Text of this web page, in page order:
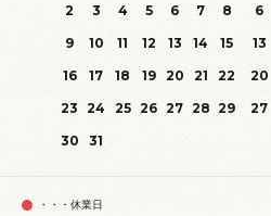
2
3 4 5 6 7
8
9
10 11 12 13 14
15
16
17 18 19 20 21
22
23 24 25 26 27 28 29
30
31
6
13
20
27
・・・休業日